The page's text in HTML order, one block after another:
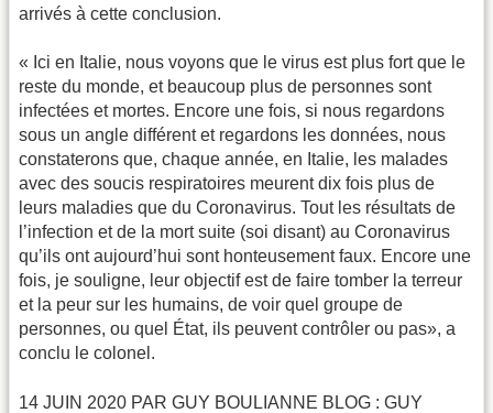
arrivés à cette conclusion.
« Ici en Italie, nous voyons que le virus est plus fort que le
reste du monde, et beaucoup plus de personnes sont
infectées et mortes. Encore une fois, si nous regardons
sous un angle différent et regardons les données, nous
constaterons que, chaque année, en Italie, les malades
avec des soucis respiratoires meurent dix fois plus de
leurs maladies que du Coronavirus. Tout les résultats de
l’infection et de la mort suite (soi disant) au Coronavirus
qu’ils ont aujourd’hui sont honteusement faux. Encore une
fois, je souligne, leur objectif est de faire tomber la terreur
et la peur sur les humains, de voir quel groupe de
personnes, ou quel État, ils peuvent contrôler ou pas», a
conclu le colonel.
14 JUIN 2020 PAR GUY BOULIANNE BLOG : GUY